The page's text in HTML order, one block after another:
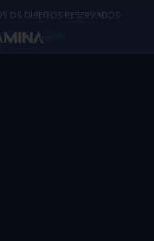
OS DIREITOS RESERVADOS